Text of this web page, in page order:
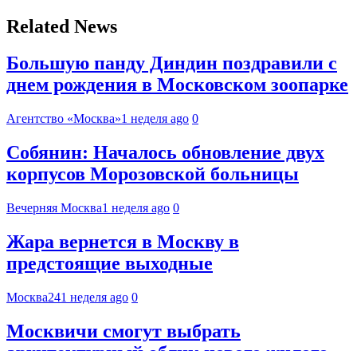
Related News
Большую панду Диндин поздравили с
днем рождения в Московском зоопарке
Агентство «Москва»1 неделя ago 0
Собянин: Началось обновление двух
корпусов Морозовской больницы
Вечерняя Москва1 неделя ago 0
Жара вернется в Москву в
предстоящие выходные
Москва241 неделя ago 0
Москвичи смогут выбрать